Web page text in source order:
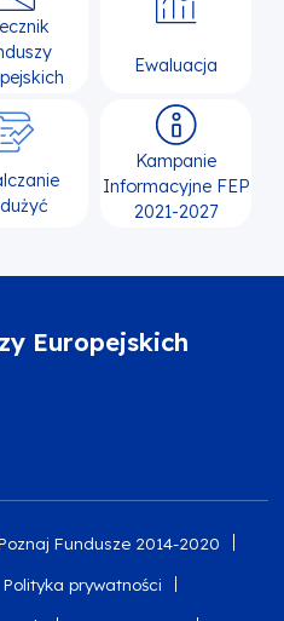
Ewaluacja
Kampanie
Informacyjne FEP
2021-2027
Europejskich
Fundusze 2014-2020
Polityka prywatności